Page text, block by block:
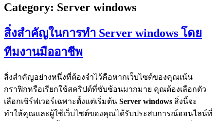
Category: Server windows
สิ่งสำคัญในการทำ Server windows โดย
ทีมงานมืออาชีพ
สิ่งสำคัญอย่างหนึ่งที่ต้องจำไว้คือหากเว็บไซต์ของคุณเน้น
กราฟิกหรือเรียกใช้สคริปต์ที่ซับซ้อนมากมาย คุณต้องเลือกตัว
เลือกเซิร์ฟเวอร์เฉพาะตั้งแต่เริ่มต้น Server windows สิ่งนี้จะ
ทำให้คุณและผู้ใช้เว็บไซต์ของคุณได้รับประสบการณ์ออนไลน์ที่